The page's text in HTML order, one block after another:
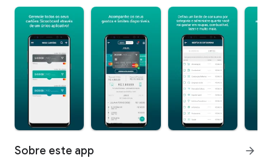
Sobre este app arrow_forward